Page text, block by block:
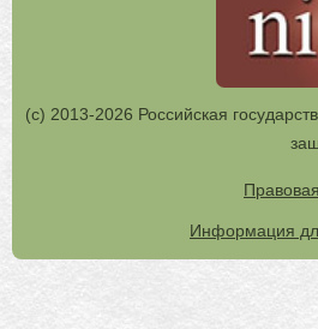
(с) 2013-2026 Российская
Информация